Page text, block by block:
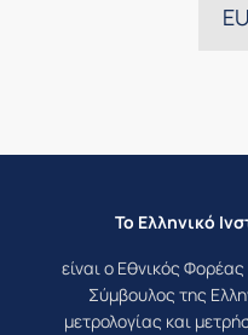
Το Ελληνικό
είναι ο Εθνικός
Σύμβουλος της
μετρολογίας και